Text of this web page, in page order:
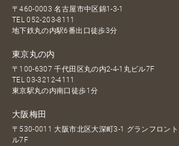
〒460-0003 名古屋市中区錦1-3-1
TEL052-203-8111
地下鉄丸の内駅6番出口徒歩3分
東京丸の内
〒100-6307 千代田区丸の内2-4-1丸ビル7F
TEL03-3212-4111
東京駅丸の内南口徒歩1分
大阪梅田
〒530-0011 大阪市北区大深町3-1 グランフロン
ル7F